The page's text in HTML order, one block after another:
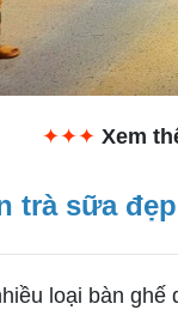
✦✦✦ Xem
trà sữa
loại bàn